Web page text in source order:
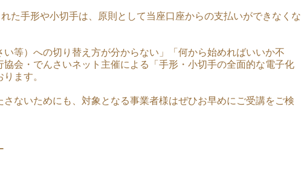
た手形や小切手は、原則として当座口座からの支払いができなくな
等）への切り替え方が分からない」「何から始めればいいか不
会・でんさいネット主催による「手形・小切手の全面的な電子化
ます。
ないためにも、対象となる事業者様はぜひお早めにご受講をご検